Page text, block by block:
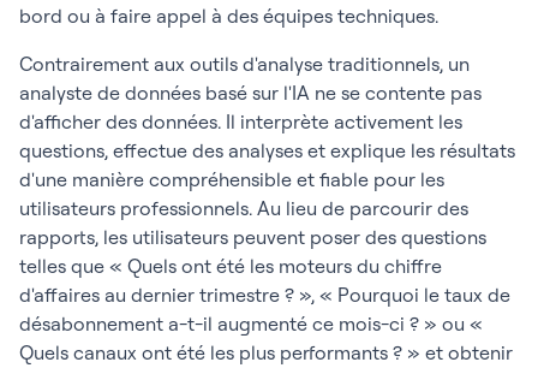
bord ou à faire appel à des équipes techniques.
Contrairement aux outils d'analyse traditionnels, un
analyste de données basé sur l'IA ne se contente pas
d'afficher des données. Il interprète activement les
questions, effectue des analyses et explique les résultats
d'une manière compréhensible et fiable pour les
utilisateurs professionnels. Au lieu de parcourir des
rapports, les utilisateurs peuvent poser des questions
telles que « Quels ont été les moteurs du chiffre
d'affaires au dernier trimestre ? », « Pourquoi le taux de
désabonnement a-t-il augmenté ce mois-ci ? » ou «
Quels canaux ont été les plus performants ? » et obtenir